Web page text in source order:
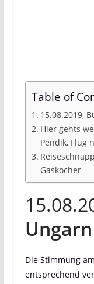
Table of
15.08.2019,
Hier gehts
Pendik, Flug
Gaskocher
Ungarn
Die Stimmung
entsprechend